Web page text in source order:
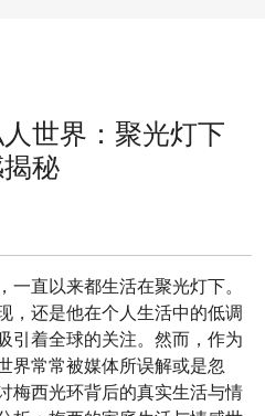
世界：聚光灯下
秘
直以来都生活在聚光灯下。
，还是他在个人生活中的低调
引着全球的关注。然而，作为
界常常被媒体所误解或是忽
梅西光环背后的真实生活与情